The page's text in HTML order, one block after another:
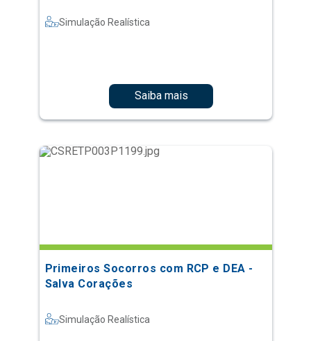
Simulação Realística
Saiba mais
Primeiros Socorros com RCP e DEA -
Salva Corações
Simulação Realística